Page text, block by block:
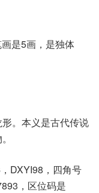
是5画，是独体
形。本义是古代传说
DXYI98，四角号
，区位码是